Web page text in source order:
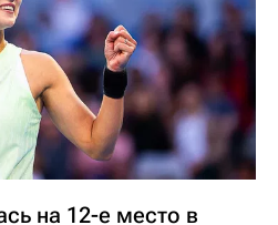
на 12-е место в